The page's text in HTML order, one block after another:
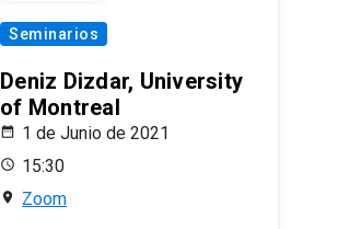
Seminarios
Deniz Dizdar, University
of Montreal
1 de Junio de 2021
15:30
Zoom